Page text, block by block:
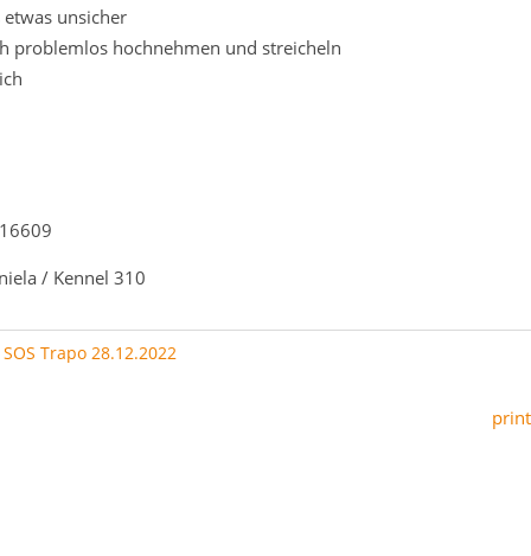
etwas unsicher
problemlos hochnehmen und streicheln
/ Kennel 310
SOS Trapo 28.12.2022
print